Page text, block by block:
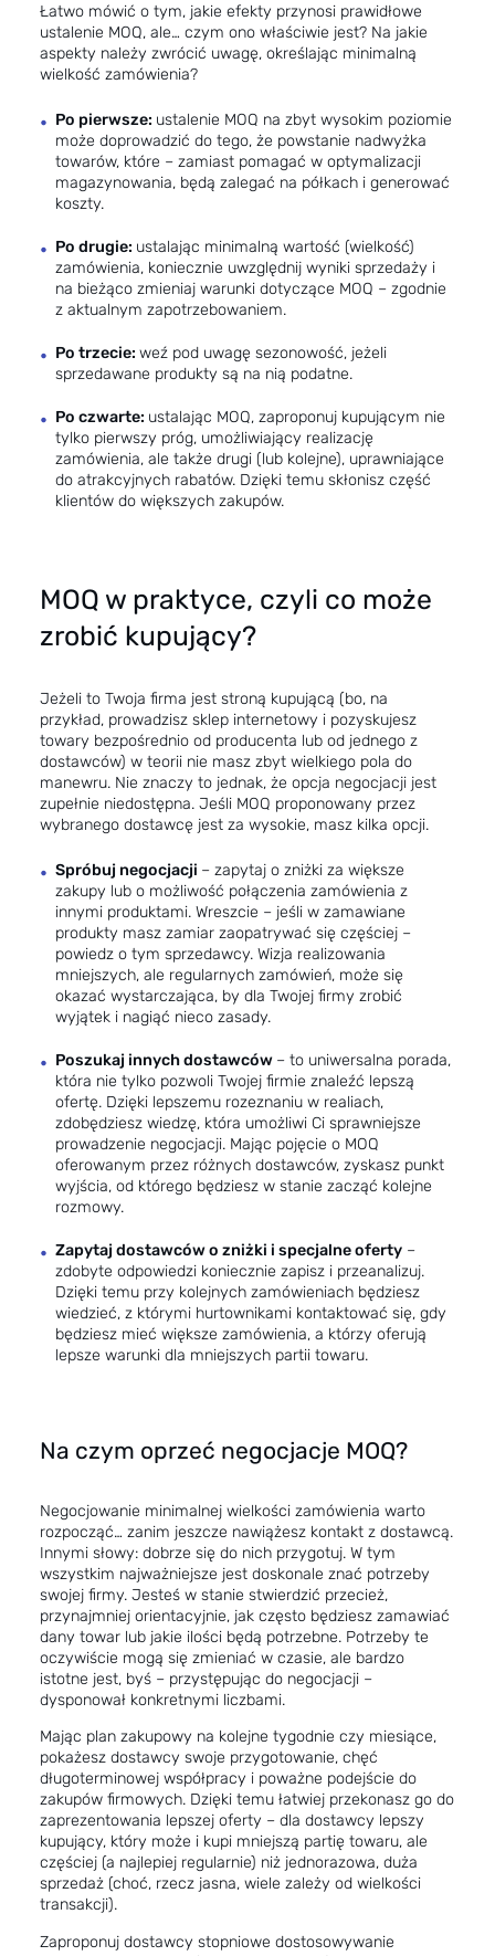
Łatwo mówić o tym, jakie efekty przynosi prawidłowe
ustalenie MOQ, ale… czym ono właściwie jest? Na jakie
aspekty należy zwrócić uwagę, określając minimalną
wielkość zamówienia?
Po pierwsze: ustalenie MOQ na zbyt wysokim poziomie
może doprowadzić do tego, że powstanie nadwyżka
towarów, które – zamiast pomagać w optymalizacji
magazynowania, będą zalegać na półkach i generować
koszty.
Po drugie: ustalając minimalną wartość (wielkość)
zamówienia, koniecznie uwzględnij wyniki sprzedaży i
na bieżąco zmieniaj warunki dotyczące MOQ – zgodnie
z aktualnym zapotrzebowaniem.
Po trzecie: weź pod uwagę sezonowość, jeżeli
sprzedawane produkty są na nią podatne.
Po czwarte: ustalając MOQ, zaproponuj kupującym nie
tylko pierwszy próg, umożliwiający realizację
zamówienia, ale także drugi (lub kolejne), uprawniające
do atrakcyjnych rabatów. Dzięki temu skłonisz część
klientów do większych zakupów.
MOQ w praktyce, czyli co może
zrobić kupujący?
Jeżeli to Twoja firma jest stroną kupującą (bo, na
przykład, prowadzisz sklep internetowy i pozyskujesz
towary bezpośrednio od producenta lub od jednego z
dostawców) w teorii nie masz zbyt wielkiego pola do
manewru. Nie znaczy to jednak, że opcja negocjacji jest
zupełnie niedostępna. Jeśli MOQ proponowany przez
wybranego dostawcę jest za wysokie, masz kilka opcji.
Spróbuj negocjacji – zapytaj o zniżki za większe
zakupy lub o możliwość połączenia zamówienia z
innymi produktami. Wreszcie – jeśli w zamawiane
produkty masz zamiar zaopatrywać się częściej –
powiedz o tym sprzedawcy. Wizja realizowania
mniejszych, ale regularnych zamówień, może się
okazać wystarczająca, by dla Twojej firmy zrobić
wyjątek i nagiąć nieco zasady.
Poszukaj innych dostawców – to uniwersalna porada,
która nie tylko pozwoli Twojej firmie znaleźć lepszą
ofertę. Dzięki lepszemu rozeznaniu w realiach,
zdobędziesz wiedzę, która umożliwi Ci sprawniejsze
prowadzenie negocjacji. Mając pojęcie o MOQ
oferowanym przez różnych dostawców, zyskasz punkt
wyjścia, od którego będziesz w stanie zacząć kolejne
rozmowy.
Zapytaj dostawców o zniżki i specjalne oferty –
zdobyte odpowiedzi koniecznie zapisz i przeanalizuj.
Dzięki temu przy kolejnych zamówieniach będziesz
wiedzieć, z którymi hurtownikami kontaktować się, gdy
będziesz mieć większe zamówienia, a którzy oferują
lepsze warunki dla mniejszych partii towaru.
Na czym oprzeć negocjacje MOQ?
Negocjowanie minimalnej wielkości zamówienia warto
rozpocząć… zanim jeszcze nawiążesz kontakt z dostawcą.
Innymi słowy: dobrze się do nich przygotuj. W tym
wszystkim najważniejsze jest doskonale znać potrzeby
swojej firmy. Jesteś w stanie stwierdzić przecież,
przynajmniej orientacyjnie, jak często będziesz zamawiać
dany towar lub jakie ilości będą potrzebne. Potrzeby te
oczywiście mogą się zmieniać w czasie, ale bardzo
istotne jest, byś – przystępując do negocjacji –
dysponował konkretnymi liczbami.
Mając plan zakupowy na kolejne tygodnie czy miesiące,
pokażesz dostawcy swoje przygotowanie, chęć
długoterminowej współpracy i poważne podejście do
zakupów firmowych. Dzięki temu łatwiej przekonasz go do
zaprezentowania lepszej oferty – dla dostawcy lepszy
kupujący, który może i kupi mniejszą partię towaru, ale
częściej (a najlepiej regularnie) niż jednorazowa, duża
sprzedaż (choć, rzecz jasna, wiele zależy od wielkości
transakcji).
Zaproponuj dostawcy stopniowe dostosowywanie